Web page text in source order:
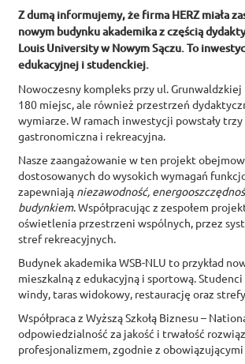
Z dumą informujemy, że firma HERZ miała
nowym budynku akademika z częścią
Louis University w Nowym Sączu. To
edukacyjnej i studenckiej.
Nowoczesny kompleks przy ul.
180 miejsc, ale również przestrzeń
wymiarze. W ramach inwestycji powstały
gastronomiczna i rekreacyjna.
Nasze zaangażowanie w ten projekt
dostosowanych do wysokich wymagań
zapewniają niezawodność,
budynkiem. Współpracując z zespołem
oświetlenia przestrzeni wspólnych, przez
stref rekreacyjnych.
Budynek akademika WSB-NLU to przykład
mieszkalną z edukacyjną i sportową.
windy, taras widokowy, restaurację oraz
Współpraca z Wyższą Szkołą Biznesu –
odpowiedzialność za jakość i trwałość
profesjonalizmem, zgodnie z